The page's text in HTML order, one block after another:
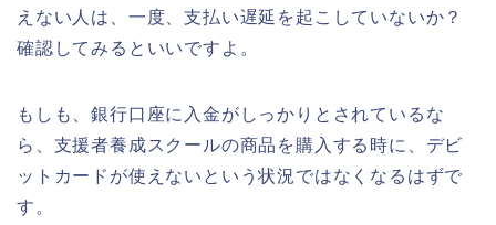
えない人は、一度、支払い遅延を起こしていないか？
確認してみるといいですよ。
もしも、銀行口座に入金がしっかりとされているな
ら、支援者養成スクールの商品を購入する時に、デビ
ットカードが使えないという状況ではなくなるはずで
す。